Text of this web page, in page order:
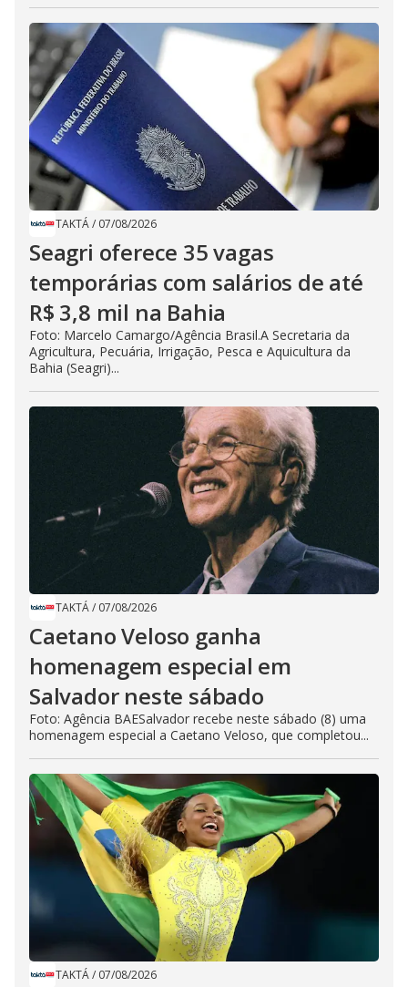
TAKTÁ/ 07/08/2026
Seagri oferece 35 vagas
temporárias com salários de até
R$ 3,8 mil na Bahia
Foto: Marcelo Camargo/Agência Brasil.A Secretaria da
Agricultura, Pecuária, Irrigação, Pesca e Aquicultura da
Bahia (Seagri)...
TAKTÁ/ 07/08/2026
Caetano Veloso ganha
homenagem especial em
Salvador neste sábado
Foto: Agência BAESalvador recebe neste sábado (8) uma
homenagem especial a Caetano Veloso, que completou...
TAKTÁ/ 07/08/2026